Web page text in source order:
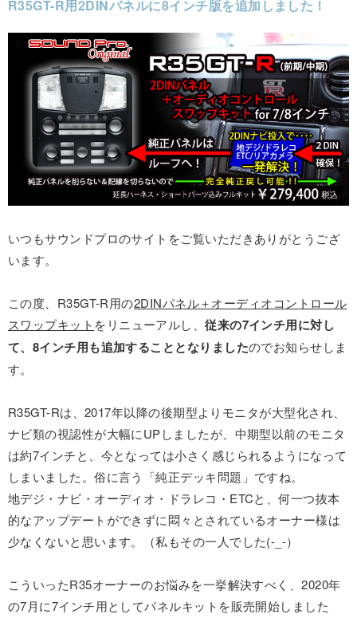
R35GT-R用2DINパネルに8インチ版を追加しました！
いつもサウンドプロのサイトをご覧いただきありがとうござ
います。
この度、R35GT-R用の2DINパネル＋オーディオコントロール
スワップキット をリニューアルし、従来の7インチ用に対し
て、8インチ用も追加することとなりましたのでお知らせしま
す。
R35GT-Rは、2017年以降の後期型よりモニタが大型化され、
ナビ類の視認性が大幅にUPしましたが、中期型以前のモニタ
は約7インチと、今となっては小さく感じられるようになって
しまいました。俗に言う「純正デッキ問題」ですね。
地デジ・ナビ・オーディオ・ドラレコ・ETCと、何一つ抜本
的なアップデートができずに悶々とされているオーナー様は
少なくないと思います。（私もその一人でした(-_-）
こういったR35オーナーのお悩みを一挙解決すべく、2020年
の7月に7インチ用としてパネルキットを販売開始しました